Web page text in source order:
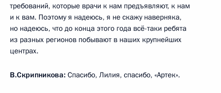
требований, которые врачи к нам предъявляют, к нам
и к вам. Поэтому я надеюсь, я не скажу наверняка,
но надеюсь, что до конца этого года всё-таки ребята
из разных регионов побывают в наших крупнейших
центрах.
В.Скрипникова: Спасибо, Лилия, спасибо, «Артек».